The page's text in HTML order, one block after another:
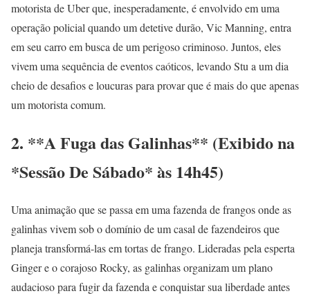
motorista de Uber que, inesperadamente, é envolvido em uma
operação policial quando um detetive durão, Vic Manning, entra
em seu carro em busca de um perigoso criminoso. Juntos, eles
vivem uma sequência de eventos caóticos, levando Stu a um dia
cheio de desafios e loucuras para provar que é mais do que apenas
um motorista comum.
2. **A Fuga das Galinhas** (Exibido na
*Sessão De Sábado* às 14h45)
Uma animação que se passa em uma fazenda de frangos onde as
galinhas vivem sob o domínio de um casal de fazendeiros que
planeja transformá-las em tortas de frango. Lideradas pela esperta
Ginger e o corajoso Rocky, as galinhas organizam um plano
audacioso para fugir da fazenda e conquistar sua liberdade antes